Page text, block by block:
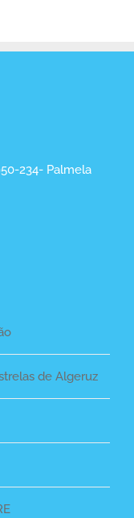
234- Palmela
de Algeruz